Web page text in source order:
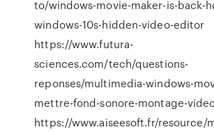
to/windows-movie-maker-is-back-
windows-10s-hidden-video-editor
https://www.futura-
sciences.com/tech/questions-
reponses/multimedia-windows-
mettre-fond-sonore-montage-
https://www.aiseesoft.fr/resource/